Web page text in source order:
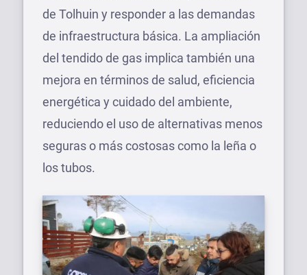
de Tolhuin y responder a las demandas
de infraestructura básica. La ampliación
del tendido de gas implica también una
mejora en términos de salud, eficiencia
energética y cuidado del ambiente,
reduciendo el uso de alternativas menos
seguras o más costosas como la leña o
los tubos.